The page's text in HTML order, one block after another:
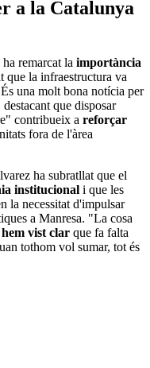
a la Catalunya
remarcat la importància
que la infraestructura va
una molt bona notícia per
que disposar
contribueix a reforçar
fora de l'àrea
ha subratllat que el
institucional i que les
la necessitat d'impulsar
a Manresa. "La cosa
hem vist clar que fa falta
tothom vol sumar, tot és